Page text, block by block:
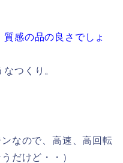
質感の品の良さでしょ
つくり。
なので、高速、高回転
だけど・・）